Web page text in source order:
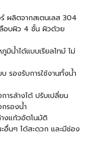
ผลิตจากสเตนเลส 304
อบผิว 4 ชั้น ผิวด้วย
น้ำได้แบบเรียลไทม์ ไม่
รองรับการใช้งานทั้งน้ำ
ารล้างได้ ปรับเปลี่ยน
กรองน้ำ
งแก้วอัตโนมัติ
อื่นๆ ได้สะดวก และมีช่อง